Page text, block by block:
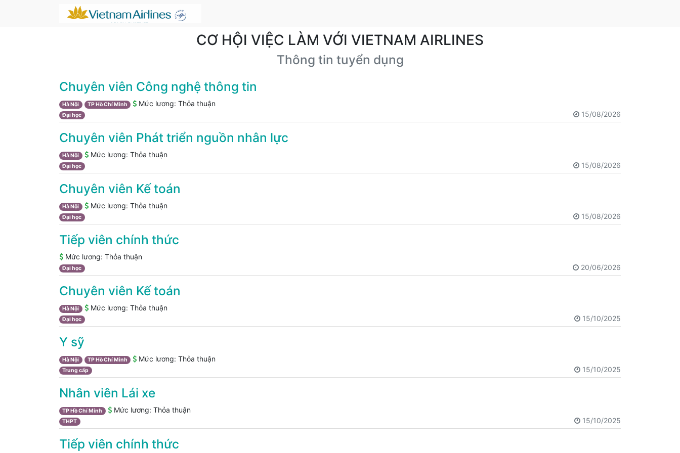
CƠ HỘI VIỆC LÀM VỚI VIETNAM AIRLINES
Thông tin tuyển dụng
Chuyên viên Công nghệ thông tin
Hà Nội TP Hồ Chí Minh Mức lương:Thỏa thuận
Đại học 15/08/2026
Chuyên viên Phát triển nguồn nhân lực
Hà Nội Mức lương: Thỏa thuận
Đại học 15/08/2026
Chuyên viên Kế toán
Hà Nội Mức lương: Thỏa thuận
Đại học 15/08/2026
Tiếp viên chính thức
Mức lương: Thỏa thuận
Đại học 20/06/2026
Chuyên viên Kế toán
Hà Nội Mức lương: Thỏa thuận
Đại học 15/10/2025
Y sỹ
Hà Nội TP Hồ Chí Minh Mức lương:Thỏa thuận
Trung cấp 15/10/2025
Nhân viên Lái xe
TP Hồ Chí Minh Mức lương: Thỏa thuận
THPT 15/10/2025
Tiếp viên chính thức